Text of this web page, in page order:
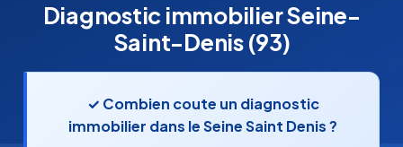
Diagnostic immobilier Seine-
Saint-Denis (93)
✓ Combien coute un diagnostic
immobilier dans le Seine Saint Denis ?